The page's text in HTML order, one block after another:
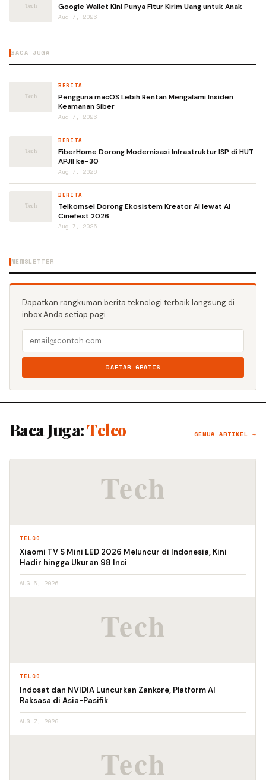
Google Wallet Kini Punya Fitur Kirim Uang untuk Anak
Aug 7, 2026
BACA JUGA
BERITA
Pengguna macOS Lebih Rentan Mengalami Insiden
Keamanan Siber
Aug 7, 2026
BERITA
FiberHome Dorong Modernisasi Infrastruktur ISP di HUT
APJII ke-30
Aug 7, 2026
BERITA
Telkomsel Dorong Ekosistem Kreator AI lewat AI
Cinefest 2026
Aug 7, 2026
NEWSLETTER
Dapatkan rangkuman berita teknologi terbaik langsung di
inbox Anda setiap pagi.
DAFTAR GRATIS
Baca Juga:Telco SEMUA ARTIKEL →
TELCO
Xiaomi TV S Mini LED 2026 Meluncur di Indonesia, Kini
Hadir hingga Ukuran 98 Inci
AUG 6, 2026
TELCO
Indosat dan NVIDIA Luncurkan Zankore, Platform AI
Raksasa di Asia-Pasifik
AUG 7, 2026